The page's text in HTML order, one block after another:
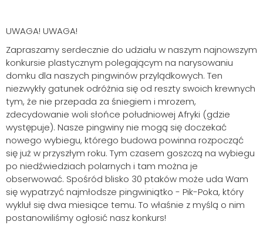
UWAGA! UWAGA!
Zapraszamy serdecznie do udziału w naszym najnowszym
konkursie plastycznym polegającym na narysowaniu
domku dla naszych pingwinów przylądkowych. Ten
niezwykły gatunek odróżnia się od reszty swoich krewnych
tym, że nie przepada za śniegiem i mrozem,
zdecydowanie woli słońce południowej Afryki (gdzie
występuje). Nasze pingwiny nie mogą się doczekać
nowego wybiegu, którego budowa powinna rozpocząć
się już w przyszłym roku. Tym czasem goszczą na wybiegu
po niedźwiedziach polarnych i tam można je
obserwować. Spośród blisko 30 ptaków może uda Wam
się wypatrzyć najmłodsze pingwiniątko - Pik-Poka, który
wykluł się dwa miesiące temu. To właśnie z myślą o nim
postanowiliśmy ogłosić nasz konkurs!